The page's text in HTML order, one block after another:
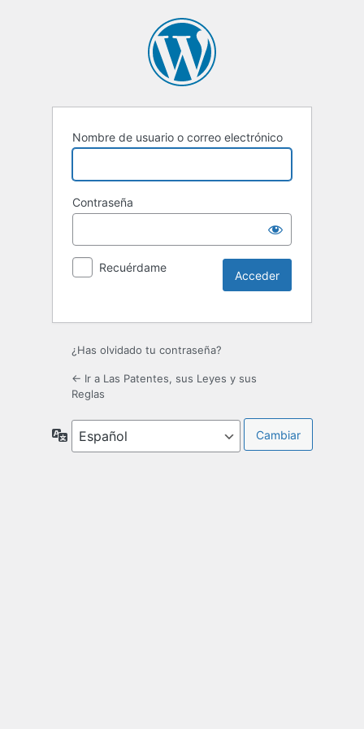
Nombre de usuario o correo electrónico
Contraseña
Recuérdame
¿Has olvidado tu contraseña?
← Ir a Las Patentes, sus Leyes y sus
Reglas
Idioma